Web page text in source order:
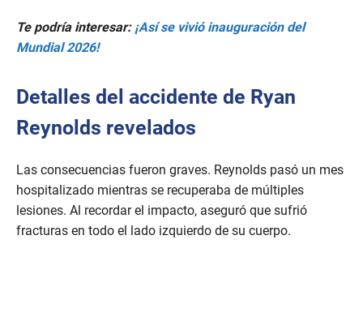
Te podría interesar: ¡Así se vivió inauguración del
Mundial 2026!
Detalles del accidente de Ryan
Reynolds revelados
Las consecuencias fueron graves. Reynolds pasó un mes
hospitalizado mientras se recuperaba de múltiples
lesiones. Al recordar el impacto, aseguró que sufrió
fracturas en todo el lado izquierdo de su cuerpo.